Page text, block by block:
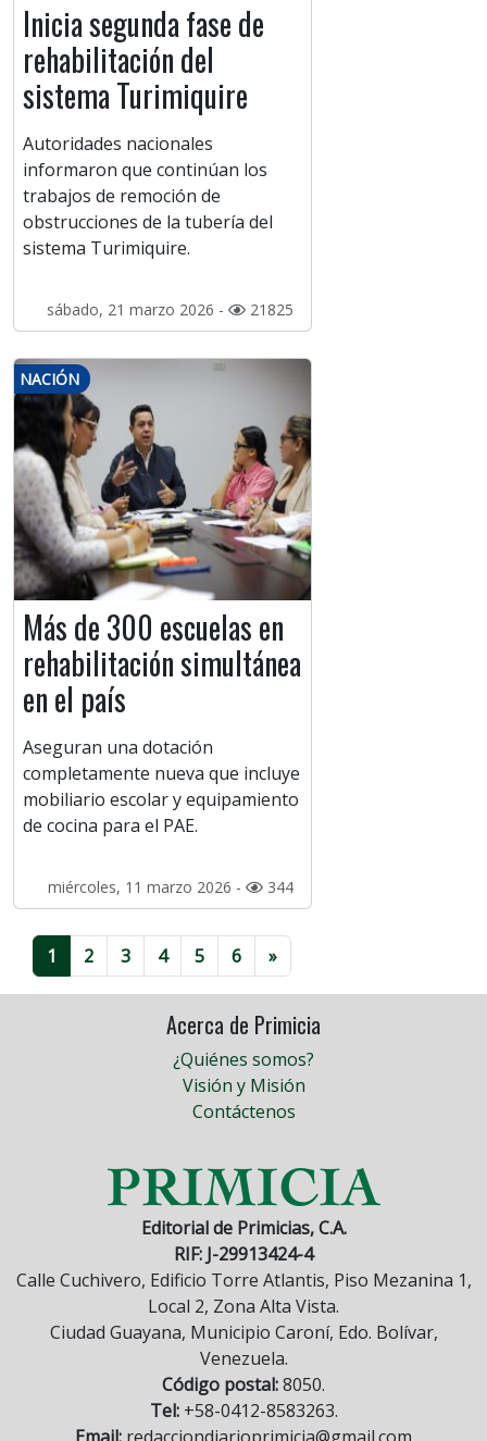
Inicia segunda fase de
rehabilitación del
sistema Turimiquire
Autoridades nacionales
informaron que continúan los
trabajos de remoción de
obstrucciones de la tubería del
sistema Turimiquire.
sábado, 21 marzo 2026 - 21825
NACIÓN
Más de 300 escuelas en
rehabilitación simultánea
en el país
Aseguran una dotación
completamente nueva que incluye
mobiliario escolar y equipamiento
de cocina para el PAE.
miércoles, 11 marzo 2026 - 344
1 2 3 4 5 6 »
Acerca de Primicia
¿Quiénes somos?
Visión y Misión
Contáctenos
Editorial de Primicias, C.A.
RIF: J-29913424-4
Calle Cuchivero, Edificio Torre Atlantis, Piso Mezanina 1,
Local 2, Zona Alta Vista.
Ciudad Guayana, Municipio Caroní, Edo. Bolívar,
Venezuela.
Código postal:8050.
Tel:+58-0412-8583263.